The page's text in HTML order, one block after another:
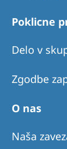
Poklicne
Delo v
Zgodbe
O nas
Naša